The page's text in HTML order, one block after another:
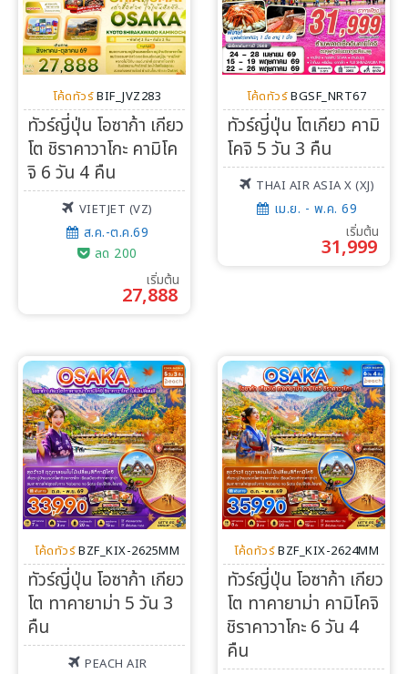
โค้ดทัวร์ BIF_JVZ283
ทัวร์ญี่ปุ่น โอซาก้า เกียว
โต ชิราคาวาโกะ คามิโค
จิ 6 วัน 4 คืน
VIETJET (VZ)
ส.ค.-ต.ค.69
ลด 200
เริ่มต้น
27,888
โค้ดทัวร์ BGSF_NRT67
ทัวร์ญี่ปุ่น โตเกียว คามิ
โคจิ 5 วัน 3 คืน
THAI AIR ASIA X (XJ)
เม.ย. - พ.ค. 69
เริ่มต้น
31,999
โค้ดทัวร์ BZF_KIX-2625MM
ทัวร์ญี่ปุ่น โอซาก้า เกียว
โต ทาคายาม่า 5 วัน 3
คืน
PEACH AIR
โค้ดทัวร์ BZF_KIX-2624MM
ทัวร์ญี่ปุ่น โอซาก้า เกียว
โต ทาคายาม่า คามิโคจิ
ชิราคาวาโกะ 6 วัน 4
คืน